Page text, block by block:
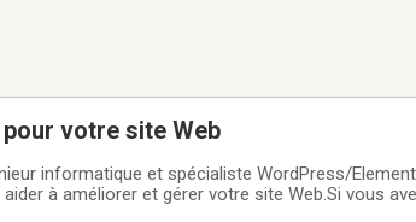
votre site Web
informatique et spécialiste WordPress/
à améliorer et gérer votre site Web.Si vous